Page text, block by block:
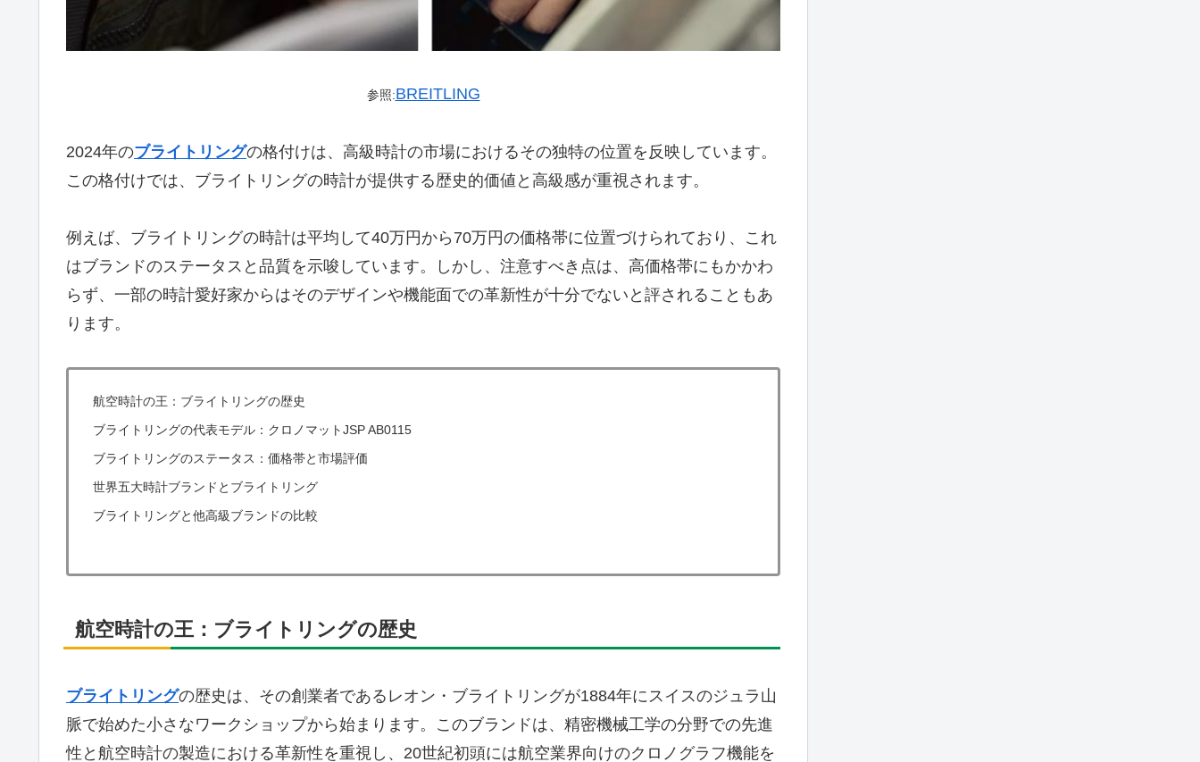
参照:BREITLING
2024年のブライトリングの格付けは、高級時計の市場におけるその独特の位置を反映しています。
この格付けでは、ブライトリングの時計が提供する歴史的価値と高級感が重視されます。
例えば、ブライトリングの時計は平均して40万円から70万円の価格帯に位置づけられており、これ
はブランドのステータスと品質を示唆しています。しかし、注意すべき点は、高価格帯にもかかわ
らず、一部の時計愛好家からはそのデザインや機能面での革新性が十分でないと評されることもあ
ります。
航空時計の王：ブライトリングの歴史
ブライトリングの代表モデル：クロノマットJSP AB0115
ブライトリングのステータス：価格帯と市場評価
世界五大時計ブランドとブライトリング
ブライトリングと他高級ブランドの比較
航空時計の王：ブライトリングの歴史
ブライトリングの歴史は、その創業者であるレオン・ブライトリングが1884年にスイスのジュラ山
脈で始めた小さなワークショップから始まります。このブランドは、精密機械工学の分野での先進
性と航空時計の製造における革新性を重視し、20世紀初頭には航空業界向けのクロノグラフ機能を